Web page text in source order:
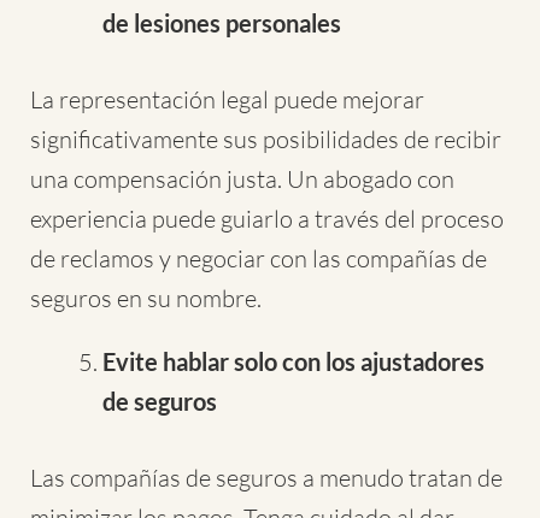
de lesiones personales
La representación legal puede mejorar
significativamente sus posibilidades de recibir
una compensación justa. Un abogado con
experiencia puede guiarlo a través del proceso
de reclamos y negociar con las compañías de
seguros en su nombre.
Evite hablar solo con los ajustadores
de seguros
Las compañías de seguros a menudo tratan de